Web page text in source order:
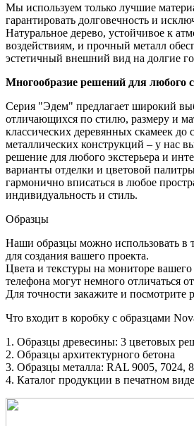
Мы используем только лучшие
гарантировать долговечность и
Натуральное дерево, устойчивое к
воздействиям, и прочный металл
эстетичный внешний вид на долгие
Многообразие решений для любого
Серия "Эдем" предлагает широкий
отличающихся по стилю, размеру и
классических деревянных скамеек до
металлических конструкций – у нас
решение для любого экстерьера и
варианты отделки и цветовой
гармонично вписаться в любое
индивидуальность и стиль.
Образцы
Наши образцы можно использовать в
для создания вашего проекта.
Цвета и текстуры на мониторе
телефона могут немного отличаться
Для точности закажите и посмотрите
Что входит в коробку с образцами
1. Образцы древесины: 3 цветовых
2. Образцы архитектурного бетона
3. Образцы металла: RAL 9005, 7024,
4. Каталог продукции в печатном виде